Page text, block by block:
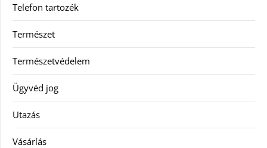
Telefon tartozék
Természet
Természetvédelem
Ügyvéd jog
Utazás
Vásárlás